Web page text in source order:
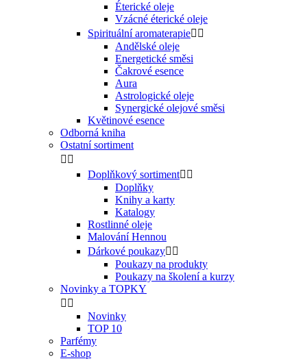
Éterické oleje
Vzácné éterické oleje
Spirituální aromaterapie 
Andělské oleje
Energetické směsi
Čakrové esence
Aura
Astrologické oleje
Synergické olejové směsi
Květinové esence
Odborná kniha
Ostatní sortiment
 
Doplňkový sortiment 
Doplňky
Knihy a karty
Katalogy
Rostlinné oleje
Malování Hennou
Dárkové poukazy 
Poukazy na produkty
Poukazy na školení a kurzy
Novinky a TOPKY
 
Novinky
TOP 10
Parfémy
E-shop